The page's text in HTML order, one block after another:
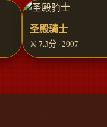
圣殿骑士
⚔️ 7.3分 · 2007